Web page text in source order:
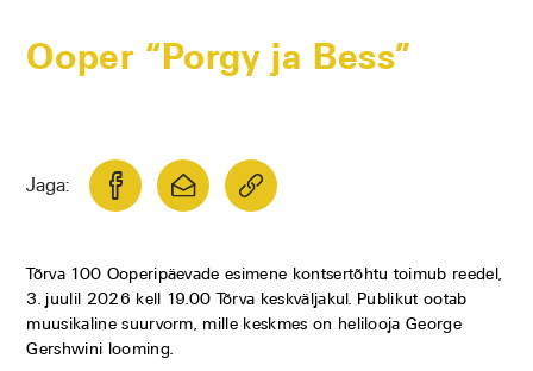
Ooper “Porgy ja Bess”
Jaga:
Tõrva 100 Ooperipäevade esimene kontsertõhtu toimub reedel,
3. juulil 2026 kell 19.00 Tõrva keskväljakul. Publikut ootab
muusikaline suurvorm, mille keskmes on helilooja George
Gershwini looming.